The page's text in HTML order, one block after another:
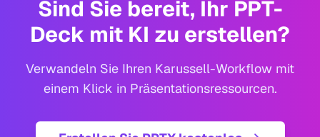
Sind Sie bereit, Ihr PPT-
Deck mit KI zu erstellen?
Verwandeln Sie Ihren Karussell-Workflow mit
einem Klick in Präsentationsressourcen.